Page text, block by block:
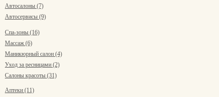
Автосалоны (7)
Автосервисы (9)
Спа-зоны (16)
Массаж (6)
Маникюрный салон (4)
Уход за ресницами (2)
Салоны красоты (31)
Аптеки (11)